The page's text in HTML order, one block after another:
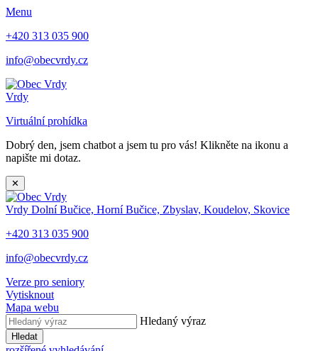
Menu
+420 313 035 900
info@obecvrdy.cz
Vrdy
Virtuální prohídka
Dobrý den, jsem chatbot a jsem tu pro vás! Klikněte na ikonu a
napište mi dotaz.
✕
Vrdy Dolní Bučice, Horní Bučice, Zbyslav, Koudelov, Skovice
+420 313 035 900
info@obecvrdy.cz
Verze pro seniory
Vytisknout
Mapa webu
Hledaný výraz
Hledat